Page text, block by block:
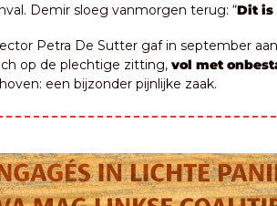
Demir sloeg vanmorgen terug: “Dit is
Petra De Sutter gaf in september
op de plechtige zitting, vol met
een bijzonder pijnlijke zaak.